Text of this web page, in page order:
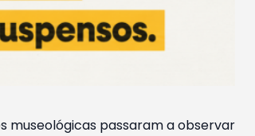
museológicas passaram a observar